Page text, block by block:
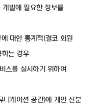
개발에 필요한 정보를
대한 통계적(결코 회원
하는 경우
스를 실시하기 위하여
니케이션 공간)에 개인 신분